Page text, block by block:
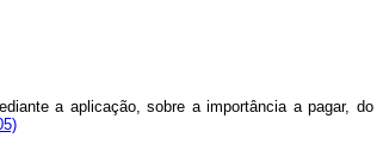
a aplicação, sobre a importância a pagar, do